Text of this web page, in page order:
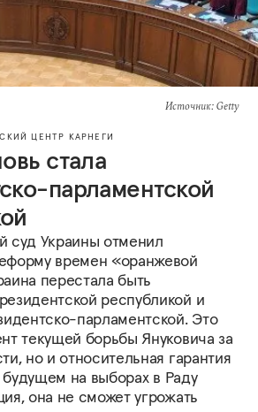
Источник: Getty
ЦЕНТР КАРНЕГИ
стала
парламентской
суд Украины отменил
времен «оранжевой
перестала быть
республикой и
парламентской. Это
текущей борьбы Януковича за
но и относительная гарантия
будущем на выборах в Раду
она не сможет угрожать